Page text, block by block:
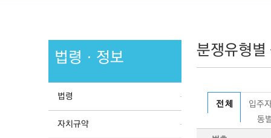
법령ㆍ정보
법령
자치규약
분쟁유형별
전 체
입주
동